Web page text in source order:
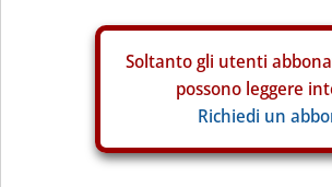
Soltanto gli utenti
possono leggere
Richiedi un